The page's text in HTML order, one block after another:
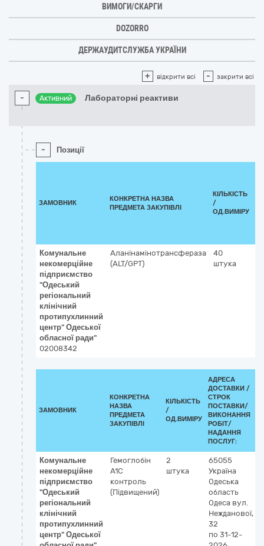
ВИМОГИ/СКАРГИ
DOZORRO
ДЕРЖАУДИТСЛУЖБА УКРАЇНИ
+ відкрити всі - закрити всі
- Активний Лабораторні реактиви
- Позиції
ЗАМОВНИК
КОНКРЕТНА НАЗВА
ПРЕДМЕТА ЗАКУПІВЛІ
КІЛЬКІСТЬ
/
ОД.ВИМІРУ
Комунальне
некомерційне
підприємство
"Одеський
регіональний
клінічний
протипухлинний
центр" Одеської
обласної ради"
02008342
Аланінамінотрансфераза
(ALT/GPT)
40
штука
ЗАМОВНИК
КОНКРЕТНА
НАЗВА
ПРЕДМЕТА
ЗАКУПІВЛІ
КІЛЬКІСТЬ
/
ОД.ВИМІРУ
АДРЕСА
ДОСТАВКИ /
СТРОК
ПОСТАВКИ/
ВИКОНАННЯ
РОБІТ/
НАДАННЯ
ПОСЛУГ:
Комунальне
некомерційне
підприємство
"Одеський
регіональний
клінічний
протипухлинний
центр" Одеської
Гемоглобін
A1С
контроль
(Підвищений)
2
штука
65055
Україна
Одеська
область
Одеса вул.
Нежданової,
32
по 31-12-